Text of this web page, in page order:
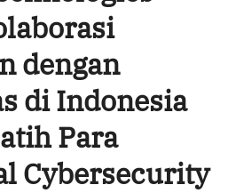
dengan
di Indonesia
Para
Cybersecurity